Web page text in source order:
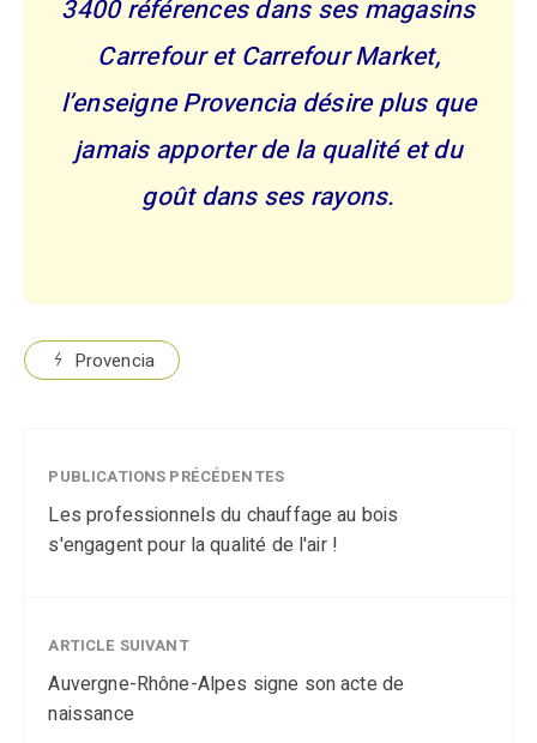
3400 références dans ses magasins
Carrefour et Carrefour Market,
l’enseigne Provencia désire plus que
jamais apporter de la qualité et du
goût dans ses rayons.
Provencia
PUBLICATIONS PRÉCÉDENTES
Les professionnels du chauffage au bois
s'engagent pour la qualité de l'air !
ARTICLE SUIVANT
Auvergne-Rhône-Alpes signe son acte de
naissance